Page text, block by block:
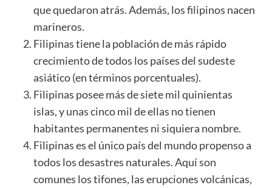
que quedaron atrás. Además, los filipinos nacen
marineros.
Filipinas tiene la población de más rápido
crecimiento de todos los países del sudeste
asiático (en términos porcentuales).
Filipinas posee más de siete mil quinientas
islas, y unas cinco mil de ellas no tienen
habitantes permanentes ni siquiera nombre.
Filipinas es el único país del mundo propenso a
todos los desastres naturales. Aquí son
comunes los tifones, las erupciones volcánicas,